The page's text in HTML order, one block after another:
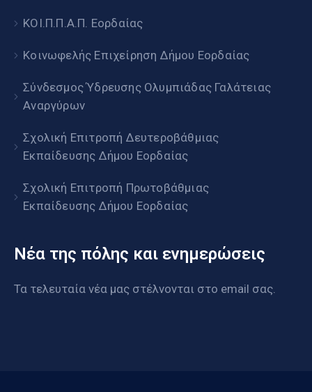
ΚΟΙ.Π.Π.Α.Π. Εορδαίας
Κοινωφελής Επιχείρηση Δήμου Εορδαίας
Σύνδεσμος Ύδρευσης Ολυμπιάδας Γαλάτειας
Αναργύρων
Σχολική Επιτροπή Δευτεροβάθμιας
Εκπαίδευσης Δήμου Εορδαίας
Σχολική Επιτροπή Πρωτοβάθμιας
Εκπαίδευσης Δήμου Εορδαίας
Νέα της πόλης και ενημερώσεις
Τα τελευταία νέα μας στέλνονται στο email σας.